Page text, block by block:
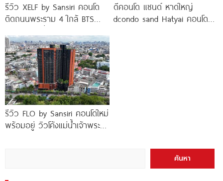
รีวิว XELF by Sansiri คอนโด
ติดถนนพระราม 4 ใกล้ BTS
ดีคอนโด แซนด์ หาดใหญ่
dcondo sand Hatyai คอนโด
รีวิว FLO by Sansiri คอนโดใหม่
พร้อมอยู่ วิวโค้งแม่น้ำเจ้าพระยา
ค้นหา